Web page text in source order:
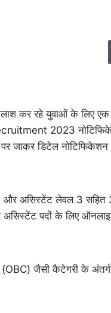
कर रहे युवाओं के लिए एक
2023
जाकर डिटेल
और असिस्टेंट लेवल 3 सहित
असिस्टेंट पदों के लिए
(OBC) जैसी कैटेगरी के